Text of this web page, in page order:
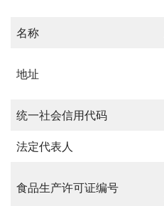
名称
地址
统一社会信用代码
法定代表人
食品生产许可证编号